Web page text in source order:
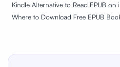
Kindle Alternative to Read EPUB on
Where to Download Free EPUB